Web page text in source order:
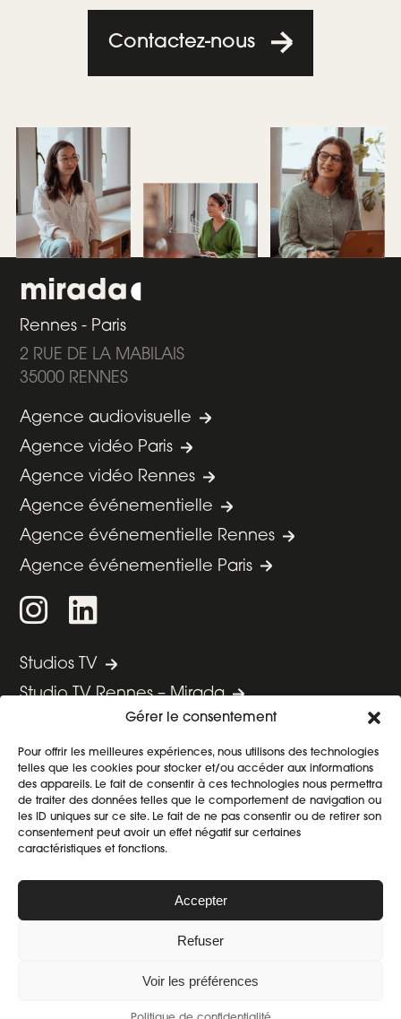
Gérer le consentement
Pour offrir les meilleures expériences, nous utilisons des technologies
telles que les cookies pour stocker et/ou accéder aux informations
des appareils. Le fait de consentir à ces technologies nous permettra
de traiter des données telles que le comportement de navigation ou
les ID uniques sur ce site. Le fait de ne pas consentir ou de retirer son
consentement peut avoir un effet négatif sur certaines
caractéristiques et fonctions.
Accepter
Refuser
Voir les préférences
Contactez-nous
mirada
Rennes - Paris
2 RUE DE LA MABILAIS
35000 RENNES
Agence audiovisuelle
Agence vidéo Paris
Agence vidéo Rennes
Agence événementielle
Agence événementielle Rennes
Agence événementielle Paris
Studios TV
Studio TV Rennes – Mirada
Studio TV Paris Ouest – Boursorama
Studio TV Paris Centre – La Française
Nos cas clients
Nos décryptages
Mentions Légales
Politique de confidentialité
Mirada All copyrights reserved © 2024